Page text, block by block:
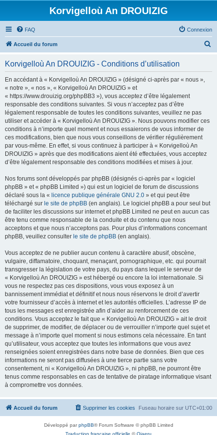
Korvigelloù An DROUIZIG
FAQ Connexion
Accueil du forum
Korvigelloù An DROUIZIG - Conditions d’utilisation
En accédant à « Korvigelloù An DROUIZIG » (désigné ci-après par « nous »,
« notre », « nos », « Korvigelloù An DROUIZIG » et
« https://www.drouizig.org/phpBB3 »), vous acceptez d’être légalement
responsable des conditions suivantes. Si vous n’acceptez pas d’être
légalement responsable de toutes les conditions suivantes, veuillez ne pas
utiliser et accéder à « Korvigelloù An DROUIZIG ». Nous pouvons modifier ces
conditions à n’importe quel moment et nous essaierons de vous informer de
ces modifications, bien que nous vous conseillons de vérifier régulièrement
par vous-même. En effet, si vous continuez à participer à « Korvigelloù An
DROUIZIG » après que des modifications aient été effectuées, vous acceptez
d’être légalement responsable des conditions modifiées et mises à jour.
Nos forums sont développés par phpBB (désignés ci-après par « logiciel
phpBB » et « phpBB Limited ») qui est un logiciel de forum de discussions
déclaré sous la « licence publique générale GNU 2.0 » et qui peut être
téléchargé sur le site de phpBB (en anglais). Le logiciel phpBB a pour seul but
de faciliter les discussions sur internet et phpBB Limited ne peut en aucun cas
être tenu comme responsable de la conduite et du contenu que nous
acceptons et que nous n’acceptons pas. Pour plus d’informations concernant
phpBB, veuillez consulter le site de phpBB (en anglais).
Vous acceptez de ne publier aucun contenu à caractère abusif, obscène,
vulgaire, diffamatoire, choquant, menaçant, pornographique, etc. qui pourrait
transgresser la législation de votre pays, du pays dans lequel le serveur de
« Korvigelloù An DROUIZIG » est hébergé ou encore la loi internationale. Si
vous ne respectez pas ces dispositions, vous vous exposez à un
bannissement immédiat et définitif et nous nous réservons le droit d’avertir
votre fournisseur d’accès à internet et les autorités officielles. L’adresse IP de
tous les messages est enregistrée afin d’aider au renforcement de ces
conditions. Vous acceptez le fait que « Korvigelloù An DROUIZIG » ait le droit
de supprimer, de modifier, de déplacer ou de verrouiller n’importe quel sujet et
message à n’importe quel moment si nous estimons cela nécessaire. En tant
qu’utilisateur, vous acceptez que toutes les informations que vous avez
renseignées soient enregistrées dans notre base de données. Bien que ces
informations ne seront pas diffusées à une tierce partie sans votre
consentement, ni « Korvigelloù An DROUIZIG », ni phpBB, ne pourront être
tenus comme responsables en cas de tentative de piratage informatique visant
à compromettre vos données.
Accueil du forum Fuseau horaire sur UTC+01:00
Supprimer les cookies
Développé parphpBB® Forum Software © phpBB Limited
Traduction française officielle ©Qiaeru